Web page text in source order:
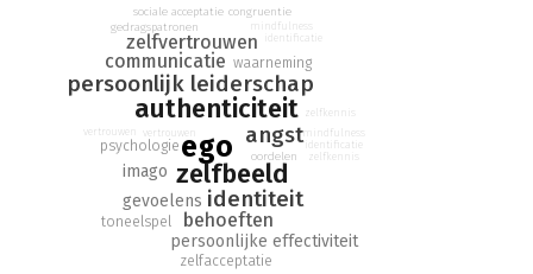
Lees dit boek en ontdek waar u warm voor loopt. Strip uw ego:
richt u voortaan op wat u beweegt en wat u diep in uw hart wilt,
thuis en op het werk.
Inclusief gratis e-book! Na bestelling van dit boek, vindt u in
het downloadcenter onder uw klantaccount het gratis e-book
ego
authenticiteit
zelfbeeld
persoonlijk leiderschap
identiteit
angst
behoeften
communicatie
zelfvertrouwen
gevoelens
imago
persoonlijke effectiviteit
zelfacceptatie
waarneming
psychologie
toneelspel
oordelen
gedragspatronen
sociale acceptatie congruentie
mindfulness
identificatie
zelfkennis
vertrouwen
mindfulness
identificatie
zelfkennis
vertrouwen